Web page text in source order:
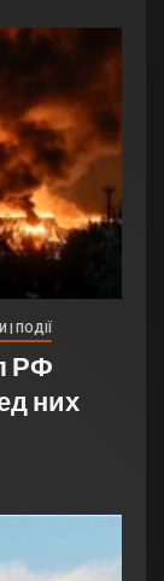
| ПОДІЇ
РФ
них